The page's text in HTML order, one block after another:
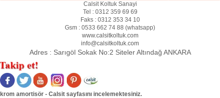
Calsit Koltuk Sanayi
Tel : 0312 359 69 69
Faks : 0312 353 34 10
Gsm : 0533 662 74 88 (whatsapp)
www.calsitkoltuk.com
info@calsitkoltuk.com
Adres : Sarıgöl Sokak No:2 Siteler Altındağ ANKARA
krom amortisör - Calsit sayfasını incelemektesiniz.